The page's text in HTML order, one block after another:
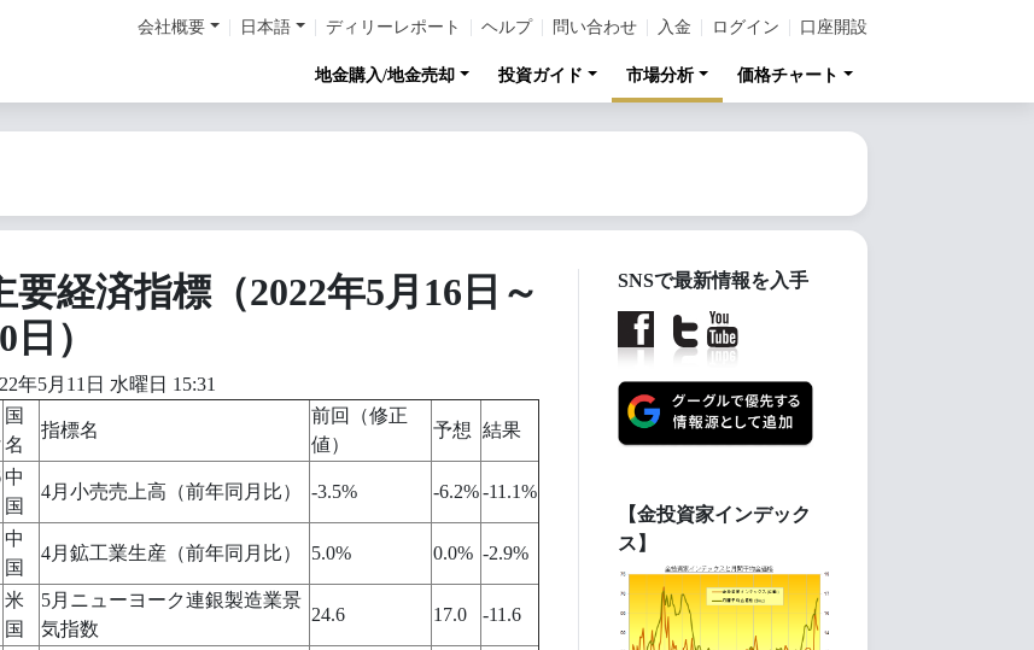
会社概要 日本語 ディリーレポート ヘルプ 問い合わせ 入金 ログイン 口座開設
地金購入/地金売却 投資ガイド 市場分析 価格チャート
要経済指標（2022年5月16日～
日）
年5月11日 水曜日 15:31
国
名
指標名
前回（修正
値）
予想 結果
中
国
4月小売売上高（前年同月比） -3.5% -6.2%-11.1%
中
国
4月鉱工業生産（前年同月比） 5.0% 0.0% -2.9%
米
国
5月ニューヨーク連銀製造業景
気指数
24.6 17.0 -11.6
SNSで最新情報を入手
【金投資家インデック
ス】